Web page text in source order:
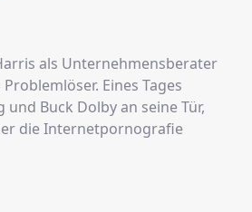
als Unternehmensberater
Eines Tages
Buck Dolby an seine Tür,
die Internetpornografie